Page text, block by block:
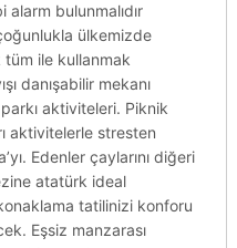
alarm bulunmalıdır
ülkemizde
tüm ile kullanmak
danışabilir mekanı
aktiviteleri. Piknik
aktivitelerle stresten
Edenler çaylarını diğeri
atatürk ideal
tatilinizi konforu
Eşsiz manzarası